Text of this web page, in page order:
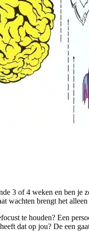
3 of 4 weken en ben
brengt het
te houden? Een
dat op jou? De een